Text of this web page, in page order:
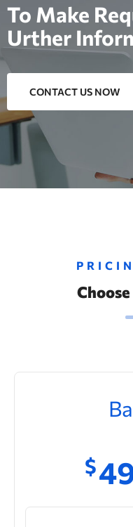
To Make
Urther
CONTACT US NOW
$